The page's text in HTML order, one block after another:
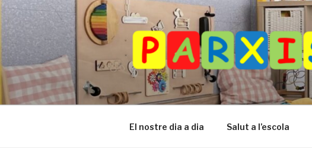
Vés
al
contingut
El nostre dia a dia Salut a l’escola